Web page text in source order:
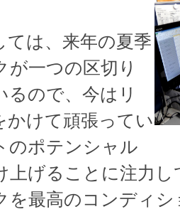
ては、来年の夏季
が一つの区切り
るので、今はリ
かけて頑張ってい
のポテンシャル
上げることに注力
を最高のコンディ